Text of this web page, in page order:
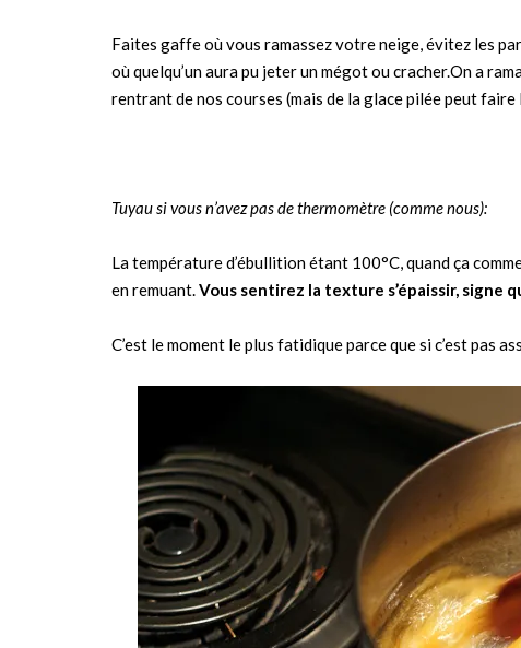
Faites gaffe où vous ramassez votre neige, évitez les
où quelqu’un aura pu jeter un mégot ou cracher.On a
rentrant de nos courses (mais de la glace pilée peut faire
Tuyau si vous n’avez pas de thermomètre (comme nous):
La température d’ébullition étant 100°C, quand ça
en remuant.Vous sentirez la texture s’épaissir, signe
C’est le moment le plus fatidique parce que si c’est pas